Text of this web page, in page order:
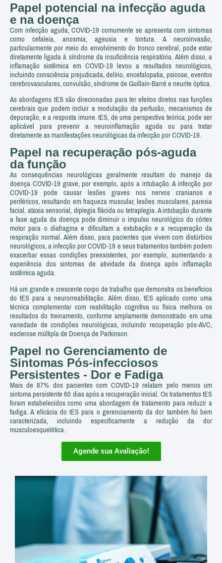
Papel potencial na infecção aguda
e na doença
Com infecção aguda, COVID-19 comumente se apresenta com sintomas
como cefaleia, anosmia, ageusia e tontura. A neuroinvasão,
particularmente por meio do envolvimento do tronco cerebral, pode estar
diretamente ligada à síndrome da insuficiência respiratória. Além disso, a
inflamação sistêmica em COVID-19 levou a resultados neurológicos,
incluindo consciência prejudicada, delírio, encefalopatia, psicose, eventos
cerebrovasculares, convulsão, síndrome de Guillain-Barré e neurite óptica.
As abordagens tES são direcionadas para ter efeitos diretos nas funções
cerebrais que podem incluir a modulação da perfusão, mecanismos de
depuração, e a resposta imune. tES, de uma perspectiva teórica, pode ser
aplicável para prevenir a neuroinflamação aguda ou para tratar
diretamente as manifestações neurológicas da infecção por COVID-19.
Papel na recuperação pós-aguda
da função
As consequências neurológicas geralmente resultam do manejo da
doença COVID-19 grave, por exemplo, após a intubação. A infecção por
COVID-19 pode causar lesões graves nos nervos cranianos e
periféricos, resultando em fraqueza muscular, lesões musculares, paresia
facial, ataxia sensorial, diplegia flácida ou tetraplegia. A intubação durante
a fase aguda da doença pode diminuir o impulso neurológico do córtex
motor para o diafragma e dificultam a extubação e a recuperação da
respiração normal. Além disso, para pacientes que vivem com distúrbios
neurológicos, a infecção por COVID-19 e seus tratamentos também podem
exacerbar essas condições preexistentes, por exemplo, aumentando a
experiência dos sintomas de atividade da doença após inflamação
sistêmica aguda.
Há um grande e crescente corpo de trabalho que demonstra os benefícios
do tES para a neurorreabilitação. Além disso, tES aplicado como uma
técnica complementar com reabilitação cognitiva ou física melhora os
resultados do treinamento, conforme amplamente demonstrado em uma
variedade de condições neurológicas, incluindo recuperação pós-AVC,
esclerose múltipla de Doença de Parkinson.
Papel no Gerenciamento de
Sintomas Pós-infecciosos
Persistentes - Dor e Fadiga
Mais de 87% dos pacientes com COVID-19 relatam pelo menos um
sintoma persistente 60 dias após a recuperação inicial. Os tratamentos tES
foram estabelecidos como uma abordagem de tratamento para reduzir a
fadiga. A eficácia do tES para o gerenciamento da dor também foi bem
caracterizada, incluindo especificamente a redução da dor
musculoesquelética.
Agende sua Avaliação!